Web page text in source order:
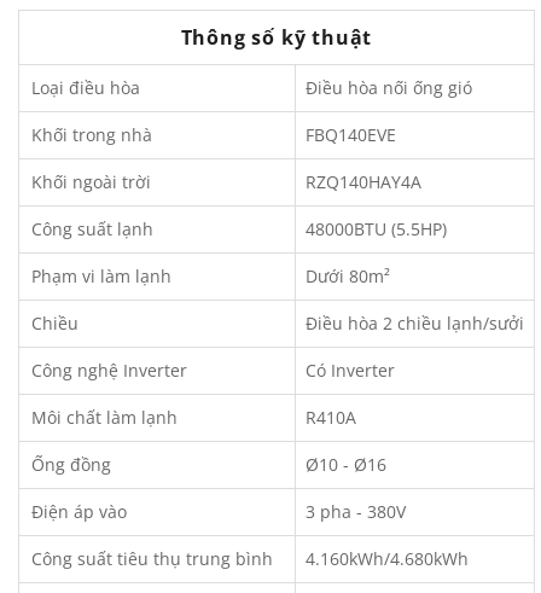
Thông số kỹ thuật
Loại điều hòa Điều hòa nối ống gió
Khối trong nhà FBQ140EVE
Khối ngoài trời RZQ140HAY4A
Công suất lạnh 48000BTU (5.5HP)
Phạm vi làm lạnh Dưới 80m²
Chiều Điều hòa 2 chiều lạnh/sưởi
Công nghệ Inverter Có Inverter
Môi chất làm lạnh R410A
Ống đồng Ø10 - Ø16
Điện áp vào 3 pha - 380V
Công suất tiêu thụ trung bình 4.160kWh/4.680kWh